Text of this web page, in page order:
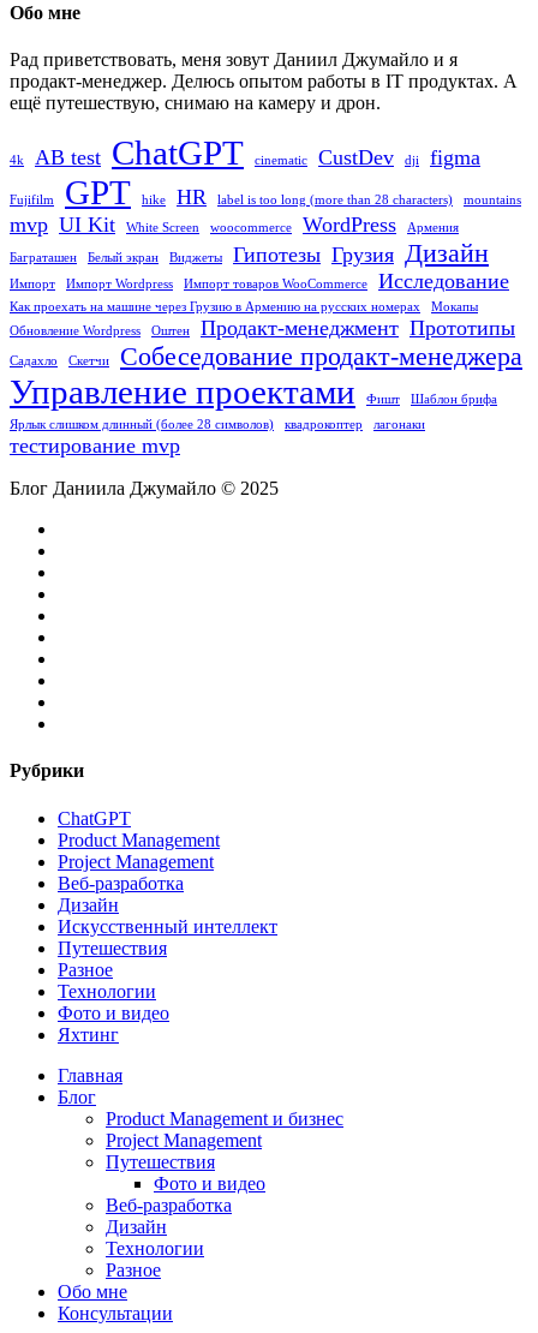
Обо мне
Рад приветствовать, меня зовут Даниил Джумайло и я
продакт-менеджер. Делюсь опытом работы в IT продуктах. А
ещё путешествую, снимаю на камеру и дрон.
4k AB test ChatGPT cinematic CustDev dji figma
Fujifilm GPT hike HR label is too long (more than 28 characters) mountains
mvp UI Kit White Screen woocommerce WordPress Армения
Баграташен Белый экран Виджеты Гипотезы Грузия Дизайн
Импорт Импорт Wordpress Импорт товаров WooCommerce Исследование
Как проехать на машине через Грузию в Армению на русских номерах
Мокапы
Обновление Wordpress
Оштен Продакт-менеджмент Прототипы
Садахло Скетчи Собеседование продакт-менеджера
Управление проектами Фишт
Шаблон брифа
Ярлык ‎слишком длинный (более 28 символов)
квадрокоптер лагонаки
тестирование mvp
Блог Даниила Джумайло © 2025
Рубрики
ChatGPT
Product Management
Project Management
Веб-разработка
Дизайн
Искусственный интеллект
Путешествия
Разное
Технологии
Фото и видео
Яхтинг
Close
Menu
Главная
Блог
Product Management и бизнес
Project Management
Путешествия
Фото и видео
Веб-разработка
Дизайн
Технологии
Разное
Обо мне
Консультации